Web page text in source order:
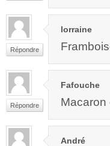
Répondre
lorraine
Répondre
Fafouche
Macaron
André